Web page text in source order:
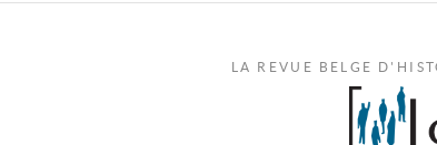
LA REVUE BELGE